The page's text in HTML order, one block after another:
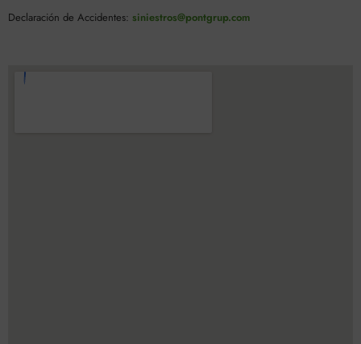
Declaración de Accidentes: siniestros@pontgrup.com